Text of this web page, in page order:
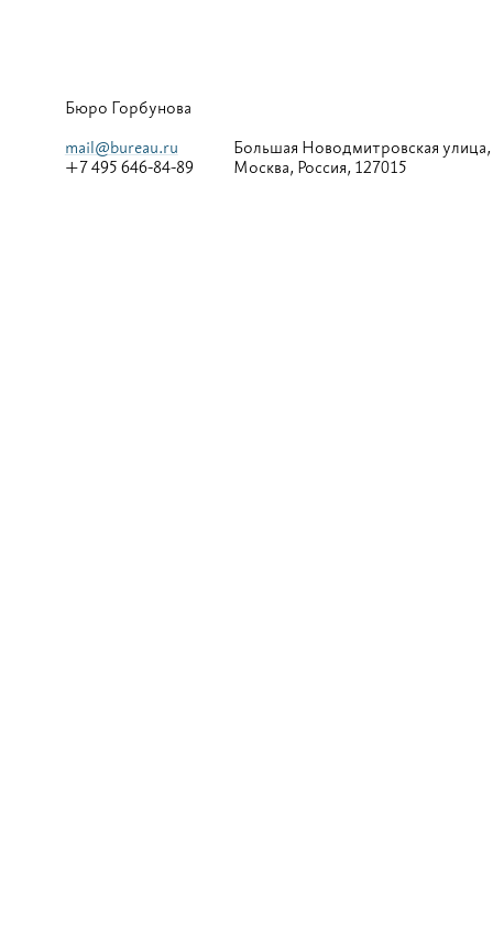
Бюро Горбунова
mail@bureau.ru
+7 495 646-84-89
Большая Новодмитровская улица,
Москва, Россия, 127015